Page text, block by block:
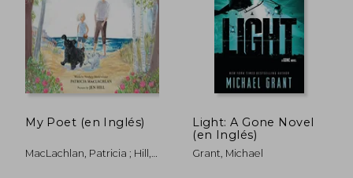
My Poet (en Inglés)
MacLachlan, Patricia ; Hill,
Light: A Gone Novel
(en Inglés)
Grant, Michael